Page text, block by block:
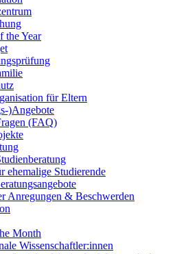
the Year
für Eltern
)Angebote
(FAQ)
ehemalige Studierende
Anregungen & Beschwerden
Month
Wissenschaftler:innen